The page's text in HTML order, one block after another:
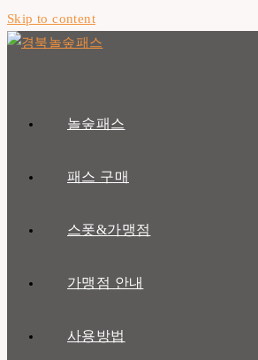
Skip to content
놀숲패스
패스 구매
스폿&가맹점
가맹점 안내
사용방법